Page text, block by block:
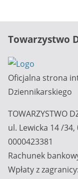
Towarzystwo
Oficjalna strona
Dziennikarskiego
TOWARZYSTWO
ul. Lewicka 14 /34,
0000423381
Rachunek
Wpłaty z